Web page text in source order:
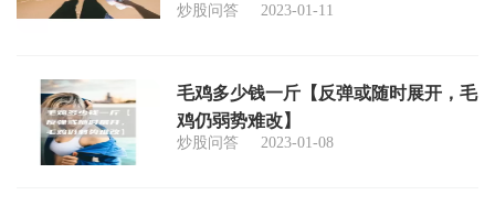
炒股问答 2023-01-11
毛鸡多少钱一斤【反弹或随时展开，毛
鸡仍弱势难改】
炒股问答 2023-01-08